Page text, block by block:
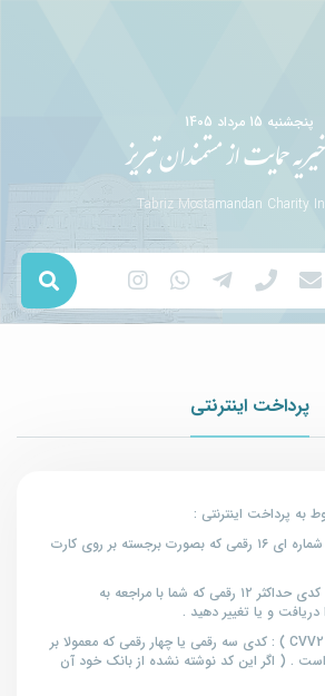
پنجشنبه 15 مرداد 1405
حمایت از مستمندان تبریز
Tabriz Mostamandan Charity
پرداخت اینترنتی
به پرداخت اینترنتی :
شماره کارت ( PAN ) : شماره ای ۱۶ رقمی که بصورت برجسته بر روی کارت
رمز اینترنتی ( PIN2 ) : کدی حداکثر ۱۲ رقمی که شما با مراجعه به
دریافت و یا تغییر دهید .
کد اعتبار سنجی دوم ( CVV2 ) : کدی سه رقمی یا چهار رقمی که معمولا بر
. ( اگر این کد نوشته نشده از بانک خود آن